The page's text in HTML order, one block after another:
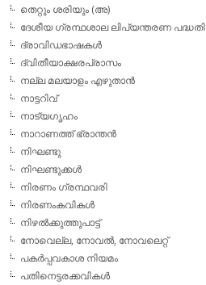
തെറ്റും ശരിയും (അ)
ദേശീയ ഗ്രന്ഥശാല ലിപ്യന്തരണ പദ്ധതി
ദ്രാവിഡഭാഷകള്‍
ദ്വിതീയാക്ഷരപ്രാസം
നല്ല മലയാളം എഴുതാന്‍
നാട്ടറിവ്
നാട്യഗൃഹം
നാറാണത്ത് ഭ്രാന്തന്‍
നിഘണ്ടു
നിഘണ്ടുക്കള്‍
നിരണം ഗ്രന്ഥവരി
നിരണംകവികള്‍
നിഴല്‍ക്കുത്തുപാട്ട്
നോവെല്ല, നോവല്‍, നോവലെറ്റ്
പകര്‍പ്പവകാശ നിയമം
പതിനെട്ടരക്കവികള്‍